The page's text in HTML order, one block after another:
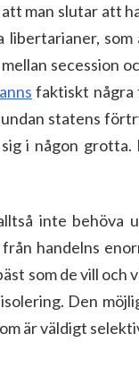
man slutar att
libertarianer,
secession
faktiskt några
statens
i någon
inte behöva
handelns
som de vill
Den
är väldigt